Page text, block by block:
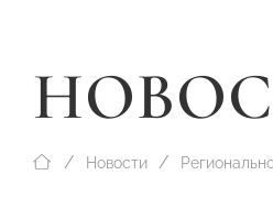
Новости